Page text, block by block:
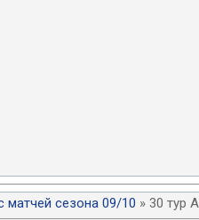
матчей сезона 09/10 » 30 тур